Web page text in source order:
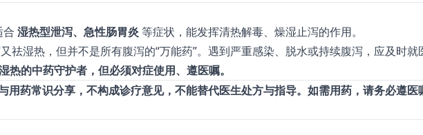
合 湿热型泄泻、急性肠胃炎等症状，能发挥清热解毒、燥湿止泻的作用。
祛湿热，但并不是所有腹泻的“万能药”。遇到严重感染、脱水或持续腹泻，应及时就
热的中药守护者，但必须对症使用、遵医嘱。
用药常识分享，不构成诊疗意见，不能替代医生处方与指导。如需用药，请务必遵医